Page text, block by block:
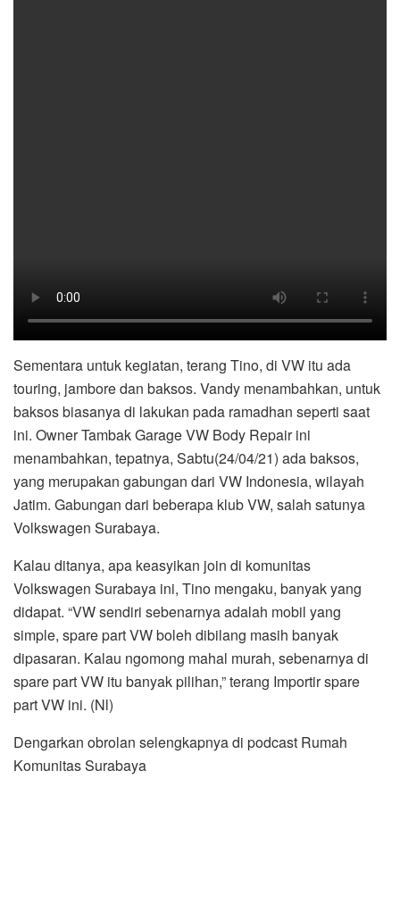
Sementara untuk kegiatan, terang Tino, di VW itu ada
touring, jambore dan baksos. Vandy menambahkan, untuk
baksos biasanya di lakukan pada ramadhan seperti saat
ini. Owner Tambak Garage VW Body Repair ini
menambahkan, tepatnya, Sabtu(24/04/21) ada baksos,
yang merupakan gabungan dari VW Indonesia, wilayah
Jatim. Gabungan dari beberapa klub VW, salah satunya
Volkswagen Surabaya.
Kalau ditanya, apa keasyikan join di komunitas
Volkswagen Surabaya ini, Tino mengaku, banyak yang
didapat. “VW sendiri sebenarnya adalah mobil yang
simple, spare part VW boleh dibilang masih banyak
dipasaran. Kalau ngomong mahal murah, sebenarnya di
spare part VW itu banyak pilihan,” terang Importir spare
part VW ini. (Nl)
Dengarkan obrolan selengkapnya di podcast Rumah
Komunitas Surabaya